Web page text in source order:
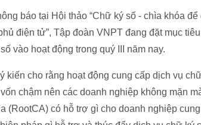
báo tại Hội thảo “Chữ ký số - chìa khóa
điện tử”, Tập đoàn VNPT đang đặt mục
vào hoạt động trong quý III năm nay.
kiến cho rằng hoạt động cung cấp dịch vụ
chậm nên các doanh nghiệp không mặn
(RootCA) có hỗ trợ gì cho doanh nghiệp